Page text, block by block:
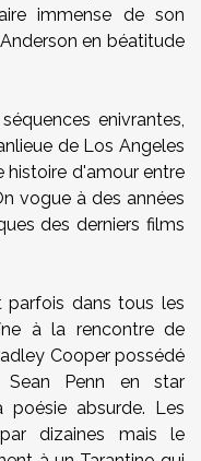
immense de son
en béatitude
enivrantes,
de Los Angeles
histoire d'amour entre
vogue à des années
des derniers films
parfois dans tous les
à la rencontre de
Cooper possédé
Penn en star
absurde. Les
dizaines mais le